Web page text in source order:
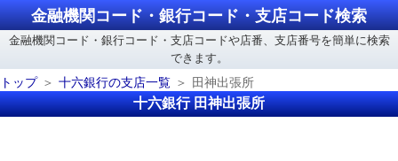
金融機関コード・銀行コード・支店コード検索
金融機関コード・銀行コード・支店コードや店番、支店番号を簡単に検索
できます。
トップ
十六銀行の支店一覧 田神出張所
十六銀行 田神出張所